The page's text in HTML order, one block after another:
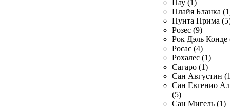
Пау (1)
Плайя Бланка
Пунта Прима
Розес (9)
Рок Дэль Конде
Росас (4)
Рохалес (1)
Сагаро (1)
Сан Августин
Сан Евгенио
(5)
Сан Мигель (1)